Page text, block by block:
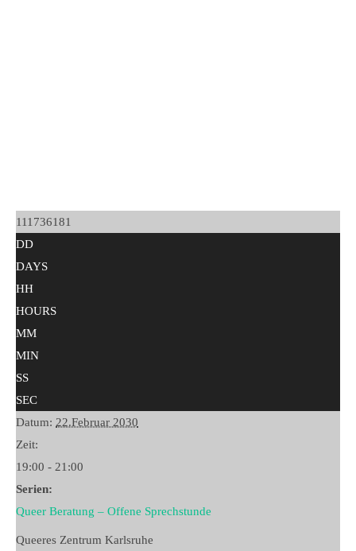
111736181
DD
DAYS
HH
HOURS
MM
MIN
SS
SEC
Datum: 22.Februar 2030
Zeit:
19:00 - 21:00
Serien:
Queer Beratung – Offene Sprechstunde
Queeres Zentrum Karlsruhe